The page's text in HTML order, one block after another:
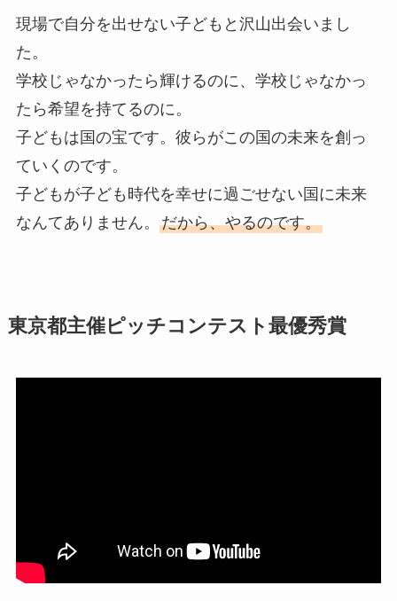
現場で自分を出せない子どもと沢山出会いまし
た。
学校じゃなかったら輝けるのに、学校じゃなかっ
たら希望を持てるのに。
子どもは国の宝です。彼らがこの国の未来を創っ
ていくのです。
子どもが子ども時代を幸せに過ごせない国に未来
なんてありません。 だから、やるのです。
東京都主催ピッチコンテスト最優秀賞